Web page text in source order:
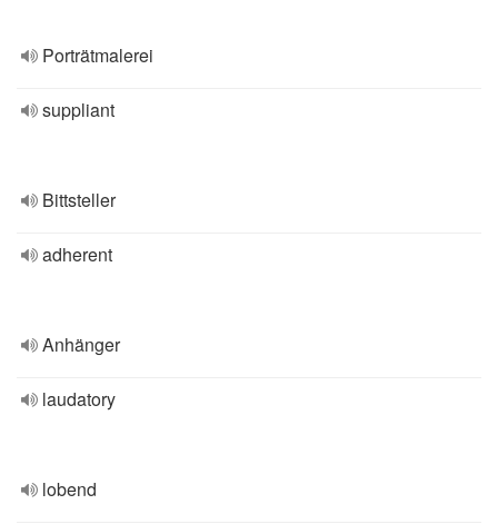
Porträtmalerei
suppliant
Bittsteller
adherent
Anhänger
laudatory
lobend